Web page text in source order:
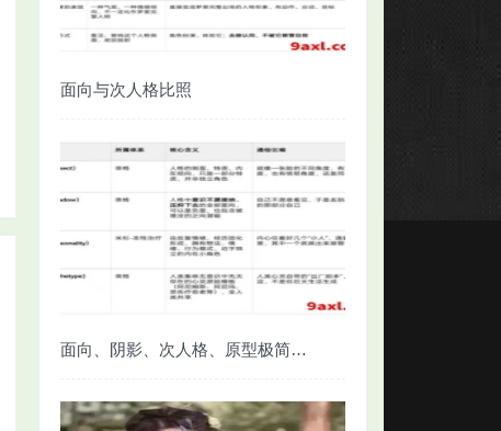
面向与次人格比照
面向、阴影、次人格、原型极简对照